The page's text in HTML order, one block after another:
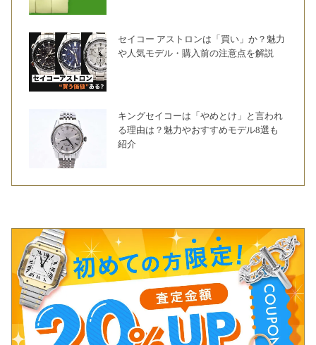
セイコー アストロンは「買い」か？魅力
や人気モデル・購入前の注意点を解説
キングセイコーは「やめとけ」と言われ
る理由は？魅力やおすすめモデル8選も
紹介